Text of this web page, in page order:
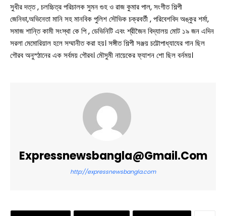
সুধীর দত্ত , চলচ্চিত্র পরিচালক সুমন গুহ ও রাজ কুমার পাল, সংগীত শিল্পী
জেনিভা,অভিনেতা মানি সহ মানবিক পুলিশ সৌভিক চক্রবর্তী , পরিবেশবিদ অঙ্কুর শর্মা,
সমাজ শান্তি কামী সংস্থা কে পি , ডেভিনিটি এবং শ্রীজৈন বিদ্যালয় মোট ১৯ জন এদিন
সরলা মেমোরিয়াল হলে সম্মানীত করা হয়। সঙ্গীত শিল্পী সঞ্জয় চট্টোপাধ্যাযের গান ছিল
গৌরব অনুস্ঠানের এক সর্বময় গৌরব। মৌসুমী নায়েকের ফ্যাশন শো ছিল বর্নময়।
Expressnewsbangla@gmail.com
http://expressnewsbangla.com